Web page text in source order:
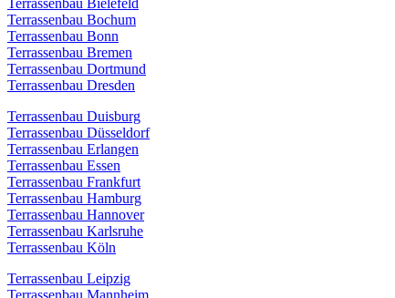
Terrassenbau Bochum
Terrassenbau Bonn
Terrassenbau Bremen
Terrassenbau Dortmund
Terrassenbau Dresden
Terrassenbau Duisburg
Terrassenbau Düsseldorf
Terrassenbau Erlangen
Terrassenbau Essen
Terrassenbau Frankfurt
Terrassenbau Hamburg
Terrassenbau Hannover
Terrassenbau Karlsruhe
Terrassenbau Köln
Terrassenbau Leipzig
Terrassenbau Mannheim